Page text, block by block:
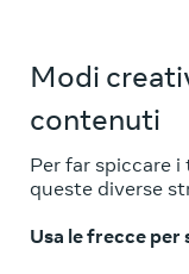
Modi
contenuti
Per far spiccare
queste diverse
Usa le frecce per